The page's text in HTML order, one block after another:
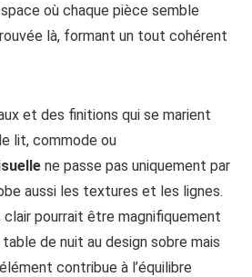
où chaque pièce semble
là, formant un tout cohérent
et des finitions qui se marient
lit, commode ou
ne passe pas uniquement par
aussi les textures et les lignes.
pourrait être magnifiquement
de nuit au design sobre mais
contribue à l’équilibre